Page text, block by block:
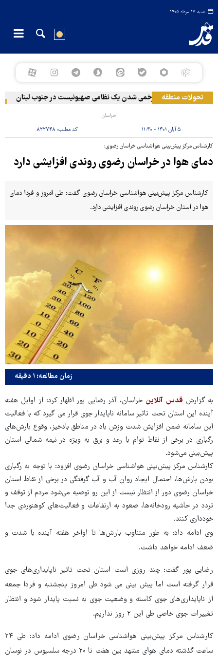
شنبه ۱۷ مرداد ۱۴۰۵
تحولات منطقهزخمی‌ شدن یک نظامی صهیونیست در جنوب لبنان
خراسان
۵ آبان ۱۴۰۱ - ۱۱:۴۰ کد مطلب:۸۲۲۷۴۸
کارشناس مرکز پیش‌بینی هواشناسی خراسان رضوی:
دمای هوا در خراسان رضوی روندی افزایشی دارد
کارشناس مرکز پیش‌بینی هواشناسی خراسان رضوی گفت: طی امروز و فردا دمای
هوا در استان خراسان رضوی روندی افزایشی دارد.
زمان مطالعه: ۱ دقیقه
به گزارش قدس آنلاین خراسان، آذر رضایی پور اظهار کرد: از اوایل هفته
آینده این استان تحت تاثیر سامانه ناپایدار جوی قرار می گیرد که با فعالیت
این سامانه ضمن افزایش شدت وزش باد در مناطق بادخیز، وقوع بارش‌های
رگباری در برخی از نقاط توام با رعد و برق به ویژه در نیمه شمالی استان
پیش‌بینی می‌شود.
کارشناس مرکز پیش‌بینی هواشناسی خراسان رضوی افزود: با توجه به رگباری
بودن بارش‌ها، احتمال ایجاد روان آب و آب گرفتگی در برخی از نقاط استان
خراسان رضوی دور از انتظار نیست از این رو توصیه می‌شود مردم از توقف و
تردد در حاشیه رودخانه‌ها، صعود به ارتفاعات و فعالیت‌های کوهنوردی جدا
خودداری کنند.
وی ادامه داد: به طور متناوب بارش‌ها تا اواخر هفته آینده با شدت و
ضعف ادامه خواهد داشت.
رضایی پور گفت: چند روزی است استان تحت تاثیر ناپایداری‌های جوی
قرار گرفته است اما پیش بینی می شود طی امروز پنجشنبه و فردا جمعه
از ناپایداری‌های جوی کاسته و وضعیت جوی به نسبت پایدار شود و انتظار
تغییرات جوی خاصی طی این ۲ روز نداریم.
کارشناس مرکز پیش‌بینی هواشناسی خراسان رضوی ادامه داد: طی ۲۴
ساعت گذشته دمای هوای مشهد بین هفت تا ۲۰ درجه سلسیوس در نوسان